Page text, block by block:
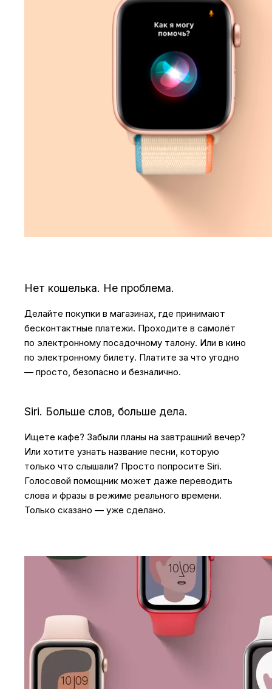
Нет кошелька. Не проблема.
Делайте покупки в магазинах, где принимают
бесконтактные платежи. Проходите в самолёт
по электронному посадочному талону. Или в кино
по электронному билету. Платите за что угодно
— просто, безопасно и безналично.
Siri. Больше слов, больше дела.
Ищете кафе? Забыли планы на завтрашний вечер?
Или хотите узнать название песни, которую
только что слышали? Просто попросите Siri.
Голосовой помощник может даже переводить
слова и фразы в режиме реального времени.
Только сказано — уже сделано.